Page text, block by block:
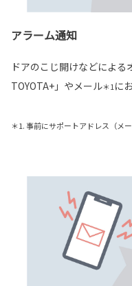
アラーム通知
ドアのこじ開けなどによ
TOYOTA+」やメール＊1に
＊1. 事前にサポートアドレス（メ